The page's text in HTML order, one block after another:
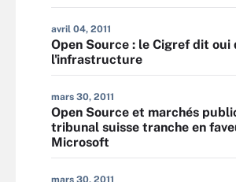
avril 04, 2011
Open Source : le Cigref dit oui
l'infrastructure
mars 30, 2011
Open Source et marchés
tribunal suisse tranche en
Microsoft
mars 30, 2011